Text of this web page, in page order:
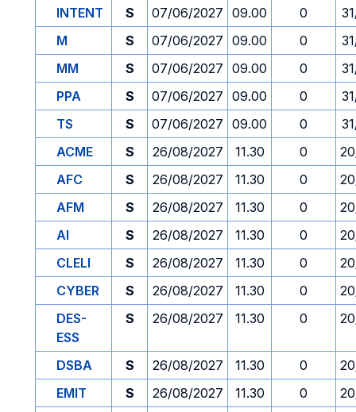
INTENT S 07/06/2027 09.00 0
M
S 07/06/2027 09.00 0
MM
S 07/06/2027 09.00 0
PPA
S 07/06/2027 09.00 0
TS
S 07/06/2027 09.00 0
ACME
S 26/08/2027 11.30 0
AFC
S 26/08/2027 11.30 0
AFM
S 26/08/2027 11.30 0
AI
S 26/08/2027 11.30 0
CLELI
S 26/08/2027 11.30 0
CYBER
S 26/08/2027 11.30 0
DES-
ESS
S 26/08/2027 11.30 0
DSBA S 26/08/2027 11.30 0
EMIT
S 26/08/2027 11.30 0